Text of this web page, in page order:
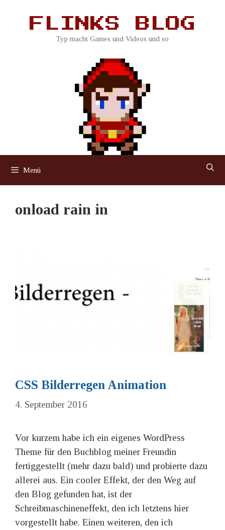
FLINKS BLOG
Typ macht Games und Videos und so
Menü
onload rain in
CSS Bilderregen Animation
4. September 2016
Vor kurzem habe ich ein eigenes WordPress
Theme für den Buchblog meiner Freundin
fertiggestellt (mehr dazu bald) und probierte dazu
allerei aus. Ein cooler Effekt, der den Weg auf
den Blog gefunden hat, ist der
Schreibmaschineneffekt, den ich letztens hier
vorgestellt habe. Einen weiteren, den ich